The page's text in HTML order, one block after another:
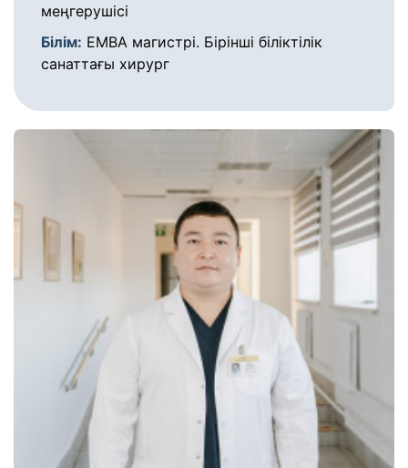
меңгерушісі
Білім: ЕМВА магистрі. Бірінші біліктілік
санаттағы хирург